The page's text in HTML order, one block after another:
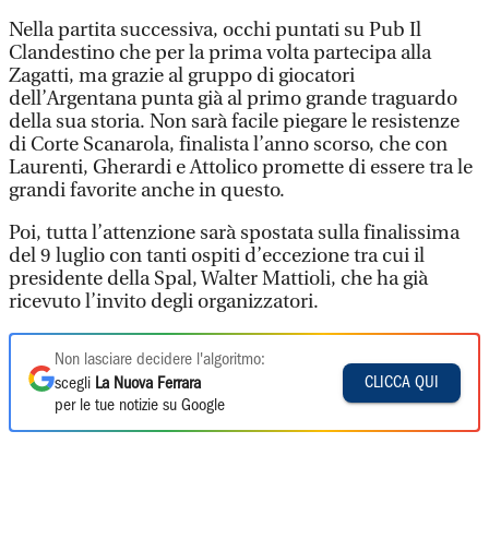
Nella partita successiva, occhi puntati su Pub Il
Clandestino che per la prima volta partecipa alla
Zagatti, ma grazie al gruppo di giocatori
dell’Argentana punta già al primo grande traguardo
della sua storia. Non sarà facile piegare le resistenze
di Corte Scanarola, finalista l’anno scorso, che con
Laurenti, Gherardi e Attolico promette di essere tra le
grandi favorite anche in questo.
Poi, tutta l’attenzione sarà spostata sulla finalissima
del 9 luglio con tanti ospiti d’eccezione tra cui il
presidente della Spal, Walter Mattioli, che ha già
ricevuto l’invito degli organizzatori.
Non lasciare decidere l'algoritmo:
scegli La Nuova Ferrara
per le tue notizie su Google
CLICCA QUI